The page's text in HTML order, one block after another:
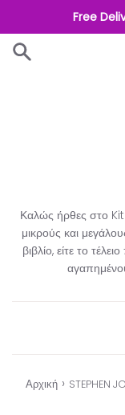
στο
περιεχόμενο
Free
Καλώς ήρθες στο
μικρούς και
βιβλίο, είτε το
Αρχική › STEPHEN